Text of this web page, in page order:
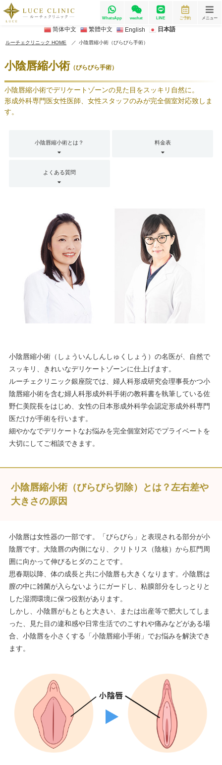
メニュー
ご予約
LINE
wechat
WhatsApp
简体中文 繁體中文 English 日本語
ルーチェクリニック HOME 小陰唇縮小術（びらびら手術）
小陰唇縮小術 （びらびら手術）
小陰唇縮小術でデリケートゾーンの見た目をスッキリ自然に。
形成外科専門医女性医師、女性スタッフのみが完全個室対応致しま
す。
小陰唇縮小術とは？ 料金表
よくある質問
小陰唇縮小術（しょういんしんしゅくしょう）の名医が、自然で
スッキリ、きれいなデリケートゾーンに仕上げます。
ルーチェクリニック銀座院では、婦人科形成研究会理事長かつ小
陰唇縮小術を含む婦人科形成外科手術の教科書を執筆している佐
野仁美院長をはじめ、女性の日本形成外科学会認定形成外科専門
医だけが手術を行います。
細やかなでデリケートなお悩みを完全個室対応でプライベートを
大切にしてご相談できます。
小陰唇縮小術（びらびら切除）とは？左右差や
大きさの原因
小陰唇は女性器の一部です。「びらびら」と表現される部分が小
陰唇です。大陰唇の内側になり、クリトリス（陰核）から肛門周
囲に向かって伸びるヒダのことです。
思春期以降、体の成長と共に小陰唇も大きくなります。小陰唇は
膣の中に雑菌が入らないようにガードし、粘膜部分をしっとりと
した湿潤環境に保つ役割があります。
しかし、小陰唇がもともと大きい、または出産等で肥大してしま
った、見た目の違和感や日常生活でのこすれや痛みなどがある場
合、小陰唇を小さくする「小陰唇縮小手術」でお悩みを解決でき
ます。